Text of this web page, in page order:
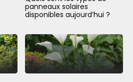
panneaux solaires
disponibles aujourd’hui ?